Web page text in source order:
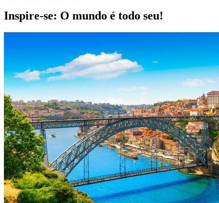
Inspire-se: O mundo é todo seu!